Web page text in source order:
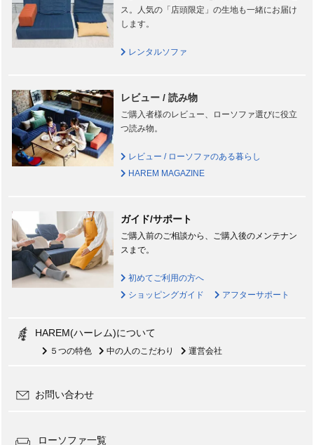
ス。人気の「店頭限定」の生地も一緒にお届け
します。
レンタルソファ
レビュー / 読み物
ご購入者様のレビュー、ローソファ選びに役立
つ読み物。
レビュー / ローソファのある暮らし
HAREM MAGAZINE
ガイド/サポート
ご購入前のご相談から、ご購入後のメンテナン
スまで。
初めてご利用の方へ
ショッピングガイド
アフターサポート
HAREM(ハーレム)について
５つの特色 中の人のこだわり 運営会社
お問い合わせ
ローソファ一覧